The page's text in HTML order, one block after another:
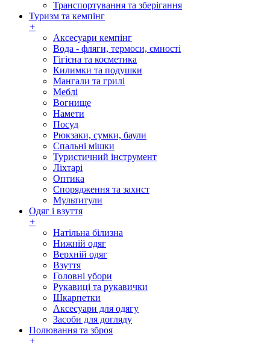
Транспортування та зберігання
Туризм та кемпінг
+
Аксесуари кемпінг
Вода - фляги, термоси, ємності
Гігієна та косметика
Килимки та подушки
Мангали та грилі
Меблі
Вогнище
Намети
Посуд
Рюкзаки, сумки, баули
Спальні мішки
Туристичний інструмент
Ліхтарі
Оптика
Спорядження та захист
Мультитули
Одяг і взуття
+
Натільна білизна
Нижній одяг
Верхній одяг
Взуття
Головні убори
Рукавиці та рукавички
Шкарпетки
Аксесуари для одягу
Засоби для догляду
Полювання та зброя
+